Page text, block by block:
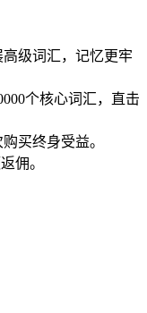
级词汇，记忆更牢
个核心词汇，直击
买终身受益。
佣。